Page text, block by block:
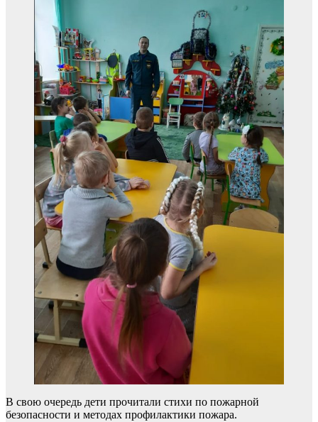
В свою очередь дети прочитали стихи по пожарной
безопасности и методах профилактики пожара.